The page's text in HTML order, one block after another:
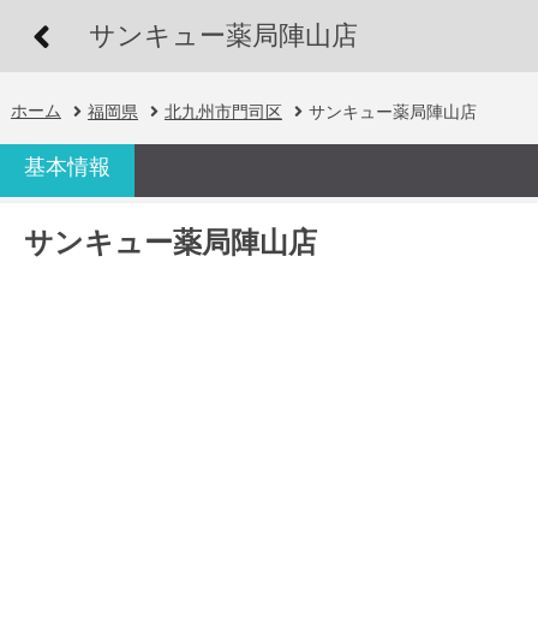
サンキュー薬局陣山店
ホーム 福岡県 北九州市門司区 サンキュー薬局陣山店
基本情報
サンキュー薬局陣山店